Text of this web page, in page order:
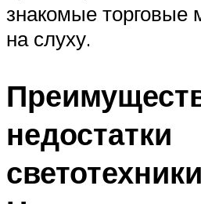
знакомые торговые
на слуху.
недостатки
светотехники